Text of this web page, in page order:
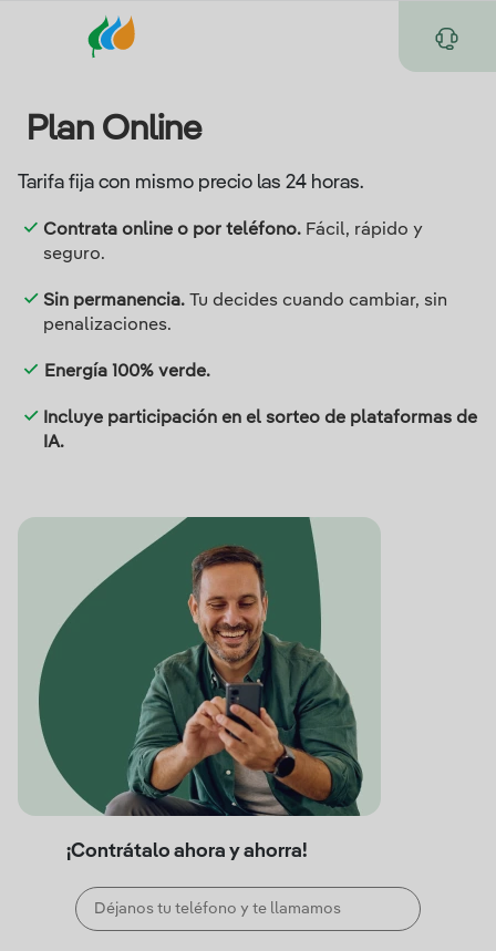
Plan Online
Tarifa fija con mismo precio las 24 horas.
Contrata online o por teléfono. Fácil, rápido y
seguro.
Sin permanencia.Tu decides cuando cambiar, sin
penalizaciones.
Energía 100% verde.
Incluye participación en el sorteo de plataformas de
IA.
¡Contrátalo ahora y ahorra!